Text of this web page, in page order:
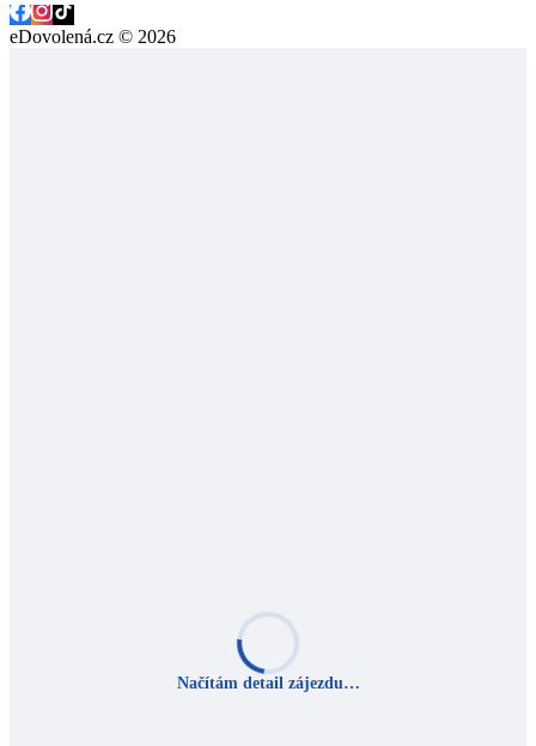
eDovolená.cz © 2026
Načítám detail zájezdu…